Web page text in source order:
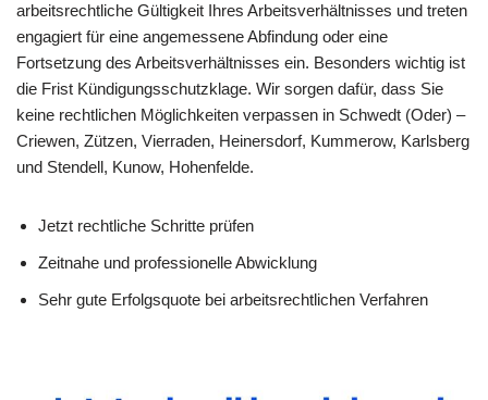
arbeitsrechtliche Gültigkeit Ihres Arbeitsverhältnisses und treten
engagiert für eine angemessene Abfindung oder eine
Fortsetzung des Arbeitsverhältnisses ein. Besonders wichtig ist
die Frist Kündigungsschutzklage. Wir sorgen dafür, dass Sie
keine rechtlichen Möglichkeiten verpassen in Schwedt (Oder) –
Criewen, Zützen, Vierraden, Heinersdorf, Kummerow, Karlsberg
und Stendell, Kunow, Hohenfelde.
Jetzt rechtliche Schritte prüfen
Zeitnahe und professionelle Abwicklung
Sehr gute Erfolgsquote bei arbeitsrechtlichen Verfahren